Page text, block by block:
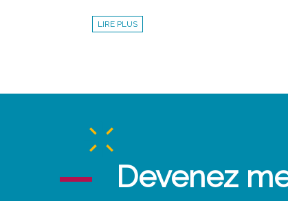
LIRE PLUS
Devenez